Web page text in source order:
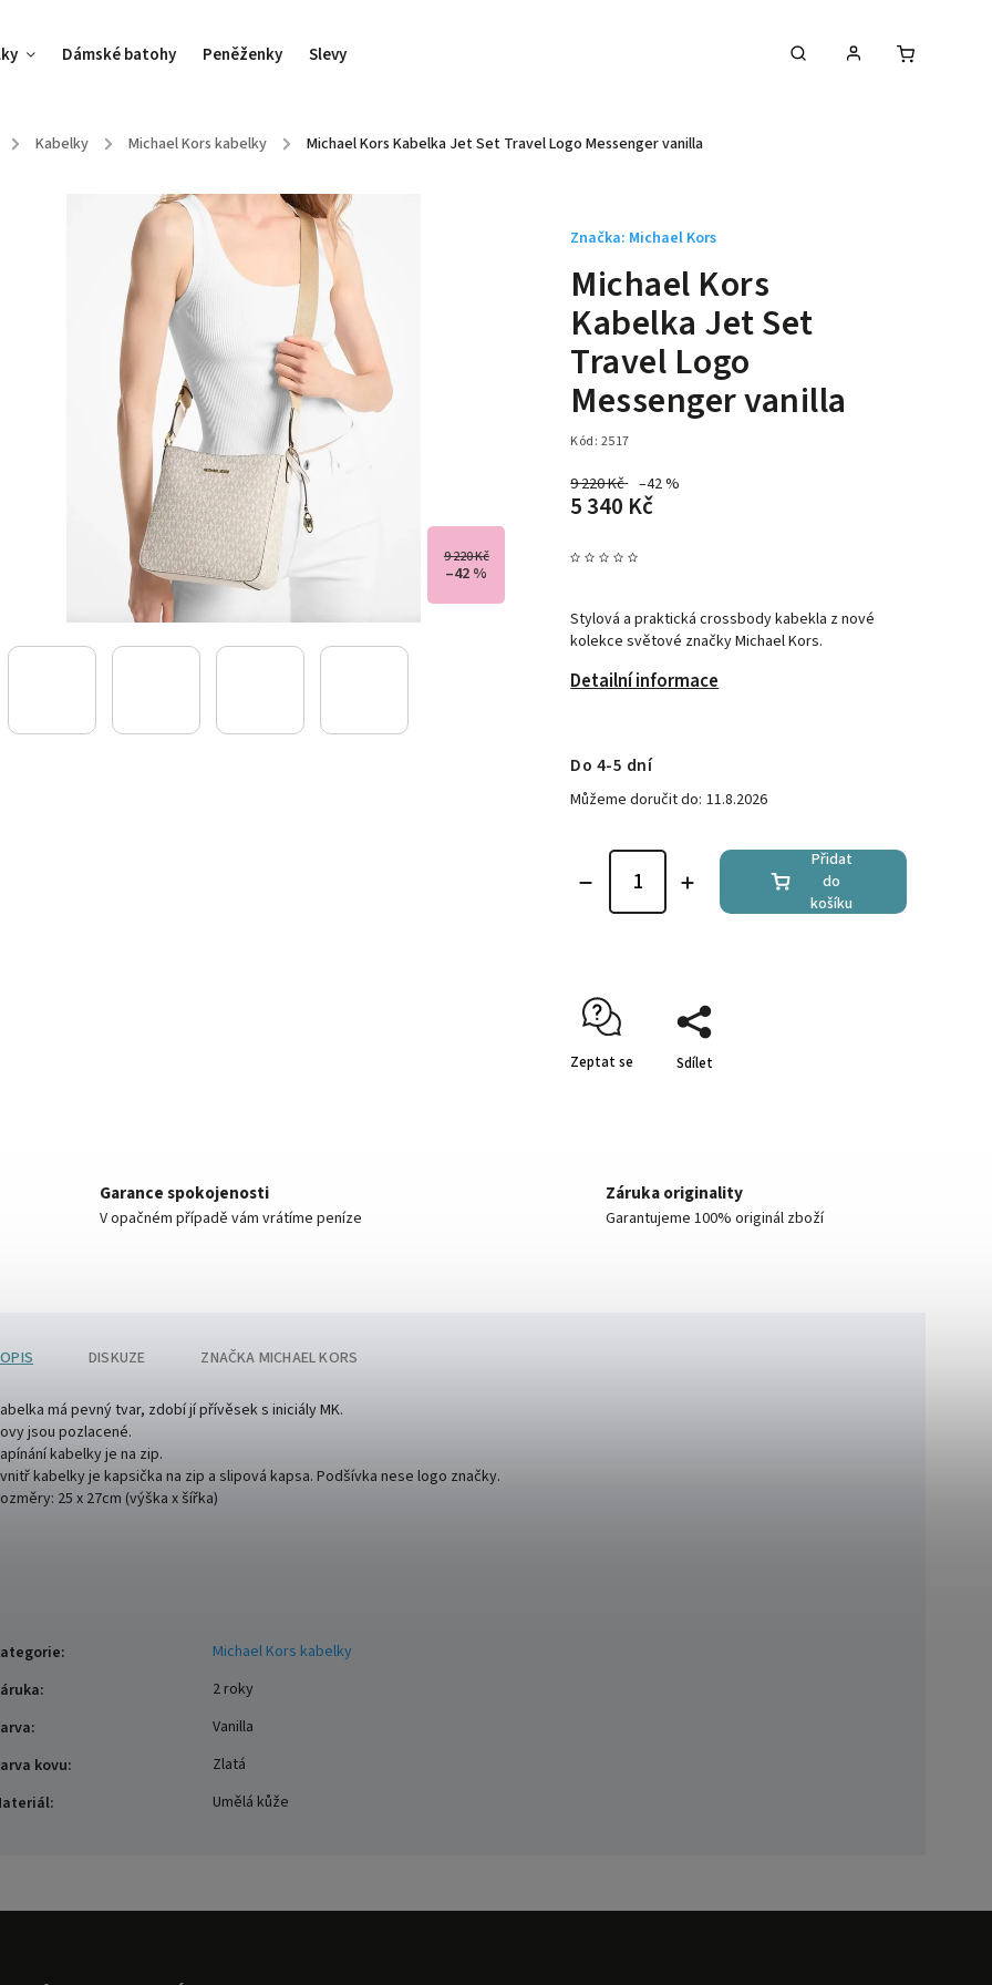
Dámské batohy Peněženky Slevy
/ Kabelky / Michael Kors kabelky / Michael Kors Kabelka Jet Set Travel Logo Messenger vanilla
9 220 Kč
–42 %
Michael Kors
Kabelka Jet Set
Travel Logo
Messenger vanilla
Kód: 2517
9 220 Kč –42 %
5 340 Kč
Stylová a praktická crossbody kabekla z nové
kolekce světové značky Michael Kors.
Detailní informace
Značka: Michael Kors
Do 4-5 dní
Můžeme doručit do: 11.8.2026
Přidat
do
košíku
Zeptat se Sdílet
Garance spokojenosti
V opačném případě vám vrátíme peníze
Záruka originality
Garantujeme 100% originál zboží
DISKUZE ZNAČKA MICHAEL KORS
má pevný tvar, zdobí jí přívěsek s iniciály MK.
jsou pozlacené.
kabelky je na zip.
kabelky je kapsička na zip a slipová kapsa. Podšívka nese logo značky.
25 x 27cm (výška x šířka)
:
Michael Kors kabelky
:
2 roky
:
Vanilla
kovu:
Zlatá
: Umělá kůže